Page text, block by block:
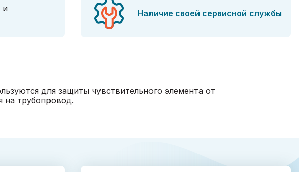
и
Наличие своей сервисной службы
для защиты чувствительного элемента от
на трубопровод.